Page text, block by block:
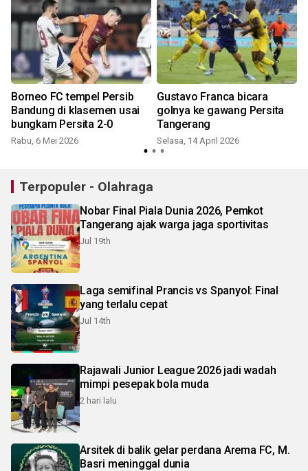
Borneo FC tempel Persib
Bandung di klasemen usai
bungkam Persita 2-0
Rabu, 6 Mei 2026
Gustavo Franca bicara
golnya ke gawang Persita
Tangerang
Selasa, 14 April 2026
Terpopuler - Olahraga
Nobar Final Piala Dunia 2026, Pemkot
Tangerang ajak warga jaga sportivitas
Jul 19th
Laga semifinal Prancis vs Spanyol: Final
yang terlalu cepat
Jul 14th
Rajawali Junior League 2026 jadi wadah
mimpi pesepak bola muda
2 hari lalu
Arsitek di balik gelar perdana Arema FC, M.
Basri meninggal dunia